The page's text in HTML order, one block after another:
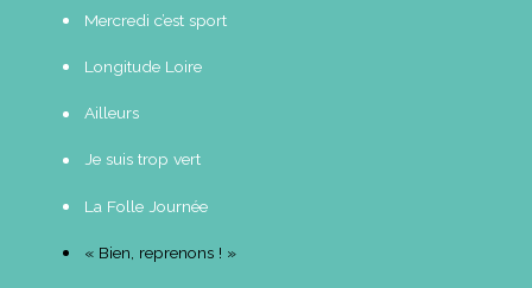
Mercredi c’est sport
Longitude Loire
Ailleurs
Je suis trop vert
La Folle Journée
« Bien, reprenons ! »